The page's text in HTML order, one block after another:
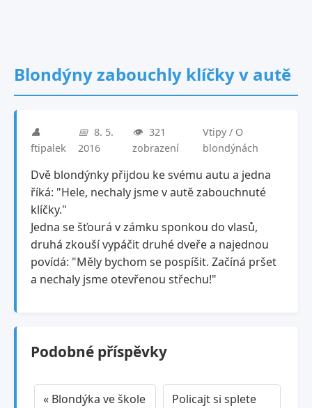
Blondýny zabouchly klíčky v autě
👤
ftipalek
📅 8. 5.
2016
👁️ 321
zobrazení
Vtipy / O
blondýnách
Dvě blondýnky přijdou ke svému autu a jedna
říká: "Hele, nechaly jsme v autě zabouchnuté
klíčky."
Jedna se šťourá v zámku sponkou do vlasů,
druhá zkouší vypáčit druhé dveře a najednou
povídá: "Měly bychom se pospíšit. Začíná pršet
a nechaly jsme otevřenou střechu!"
Podobné příspěvky
« Blondýka ve škole
Policajt si splete